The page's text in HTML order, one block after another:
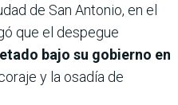
de San Antonio, en el
que el despegue
bajo su gobierno en
y la osadía de